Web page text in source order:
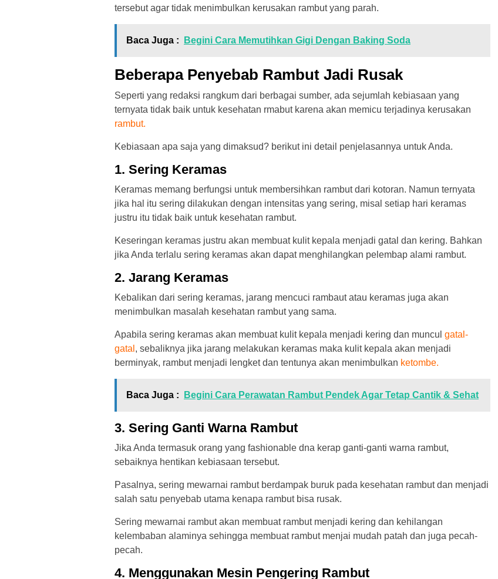
tersebut agar tidak menimbulkan kerusakan rambut yang parah.
Baca Juga : Begini Cara Memutihkan Gigi Dengan Baking Soda
Beberapa Penyebab Rambut Jadi Rusak
Seperti yang redaksi rangkum dari berbagai sumber, ada sejumlah kebiasaan yang
ternyata tidak baik untuk kesehatan rmabut karena akan memicu terjadinya kerusakan
rambut.
Kebiasaan apa saja yang dimaksud? berikut ini detail penjelasannya untuk Anda.
1. Sering Keramas
Keramas memang berfungsi untuk membersihkan rambut dari kotoran. Namun ternyata
jika hal itu sering dilakukan dengan intensitas yang sering, misal setiap hari keramas
justru itu tidak baik untuk kesehatan rambut.
Keseringan keramas justru akan membuat kulit kepala menjadi gatal dan kering. Bahkan
jika Anda terlalu sering keramas akan dapat menghilangkan pelembap alami rambut.
2. Jarang Keramas
Kebalikan dari sering keramas, jarang mencuci rambaut atau keramas juga akan
menimbulkan masalah kesehatan rambut yang sama.
Apabila sering keramas akan membuat kulit kepala menjadi kering dan muncul gatal-
gatal , sebaliknya jika jarang melakukan keramas maka kulit kepala akan menjadi
berminyak, rambut menjadi lengket dan tentunya akan menimbulkan ketombe.
Baca Juga : Begini Cara Perawatan Rambut Pendek Agar Tetap Cantik & Sehat
3. Sering Ganti Warna Rambut
Jika Anda termasuk orang yang fashionable dna kerap ganti-ganti warna rambut,
sebaiknya hentikan kebiasaan tersebut.
Pasalnya, sering mewarnai rambut berdampak buruk pada kesehatan rambut dan menjadi
salah satu penyebab utama kenapa rambut bisa rusak.
Sering mewarnai rambut akan membuat rambut menjadi kering dan kehilangan
kelembaban alaminya sehingga membuat rambut menjai mudah patah dan juga pecah-
pecah.
4. Menggunakan Mesin Pengering Rambut